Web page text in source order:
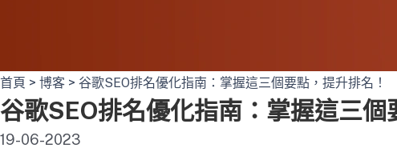
首頁 > 博客 > 谷歌SEO排名優化指南：掌握這三個要點，提升排名！
谷歌SEO排名優化指南：掌握這三個
19-06-2023